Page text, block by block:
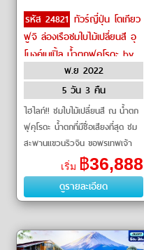
รหัส 24821 ทัวร์ญี่ปุ่น โตเกียว
ฟูจิ ล่องเรือชมใบไม้เปลี่ยนสี อุ
โมงค์เมเปิ้ล น้ำตกฟุคุโรดะ by
Air Asia Xพ.ย 2022
5 วัน 3 คืน
ไฮไลท์!! ชมใบไม้เปลี่ยนสี ณ น้ำตก
ฟุคุโรดะ น้ำตกที่มีชื่อเสียงที่สุด ชม
สะพานแขวนริวจิน ขอพรเทพเจ้า
เริ่ม ฿36,888
ดูรายละเอียด